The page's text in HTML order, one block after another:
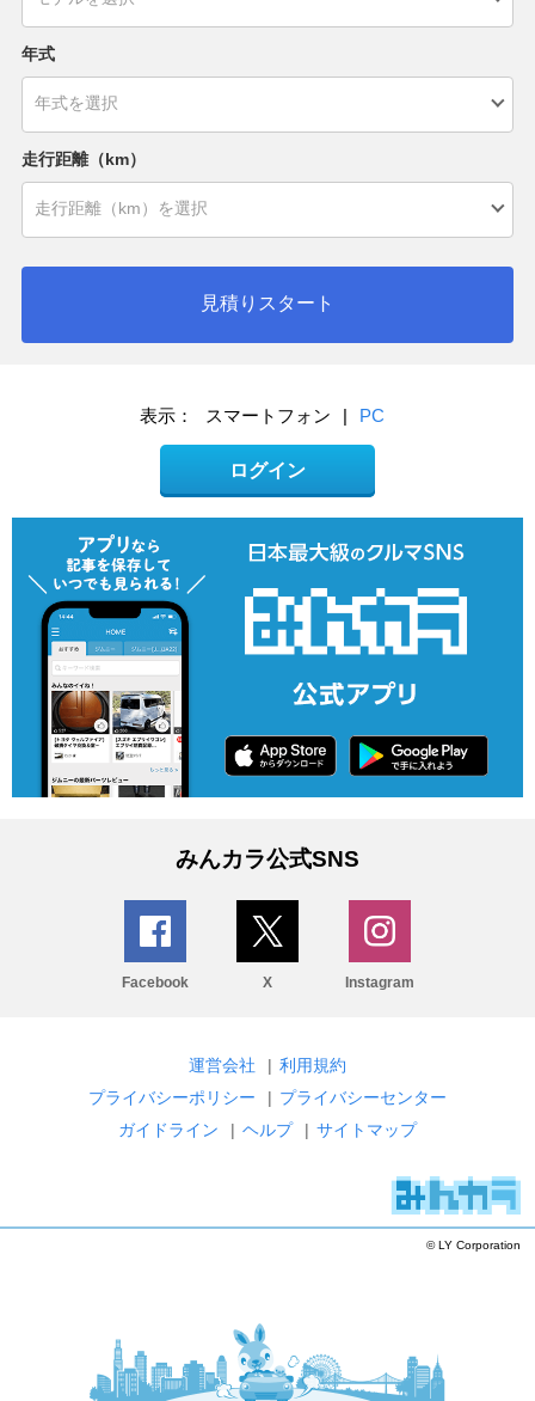
年式
走行距離（km）
見積りスタート
表示： スマートフォン | PC
ログイン
みんカラ公式SNS
Facebook X Instagram
運営会社 | 利用規約
プライバシーポリシー
| プライバシーセンター
ガイドライン
| ヘルプ | サイトマップ
© LY Corporation